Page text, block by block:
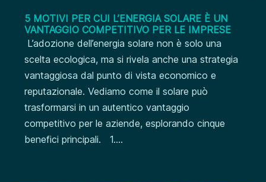
5 MOTIVI PER CUI L’ENERGIA SOLARE È UN
VANTAGGIO COMPETITIVO PER LE IMPRESE
L’adozione dell’energia solare non è solo una
scelta ecologica, ma si rivela anche una strategia
vantaggiosa dal punto di vista economico e
reputazionale. Vediamo come il solare può
trasformarsi in un autentico vantaggio
competitivo per le aziende, esplorando cinque
benefici principali. 1....